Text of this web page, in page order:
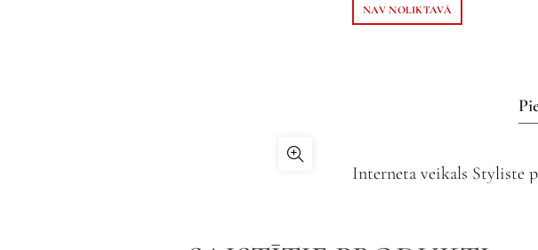
NAV NOLIKTAVĀ
Interneta veikals Styliste